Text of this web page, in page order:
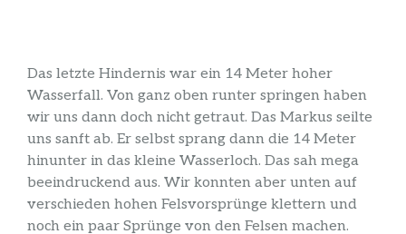
Das letzte Hindernis war ein 14 Meter hoher
Wasserfall. Von ganz oben runter springen haben
wir uns dann doch nicht getraut. Das Markus seilte
uns sanft ab. Er selbst sprang dann die 14 Meter
hinunter in das kleine Wasserloch. Das sah mega
beeindruckend aus. Wir konnten aber unten auf
verschieden hohen Felsvorsprünge klettern und
noch ein paar Sprünge von den Felsen machen.